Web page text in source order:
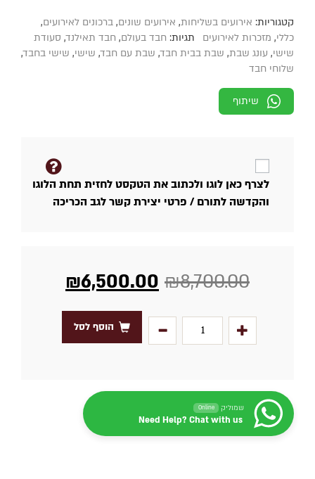
קטגוריות: אירועים בשליחות, אירועים שונים, ברכונים לאירועים,
כללי, מזכרות לאירועים תגיות: חבד בעולם, חבד תאילנד, סעודת
שישי, עונג שבת, שבת בבית חבד, שבת עם חבד, שישי, שישי בחבד,
שלוחי חבד
שיתוף
לצרף כאן לוגו ולכתוב את הטקסט לחזית תחת הלוגו
והקדשה לתורם / פרטי יצירת קשר לגב הכריכה
₪8,700.00
₪6,500.00
הוסף לסל
שמוליק Online
Need Help? Chat with us